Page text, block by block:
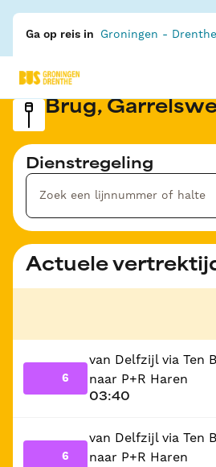
Ga op reis in Groningen - Drenthe
Brug,
Dienstregeling
Actuele
6
van Delfzijl via Ten
naar P+R Haren
03:40
6
van Delfzijl via Ten
naar P+R Haren